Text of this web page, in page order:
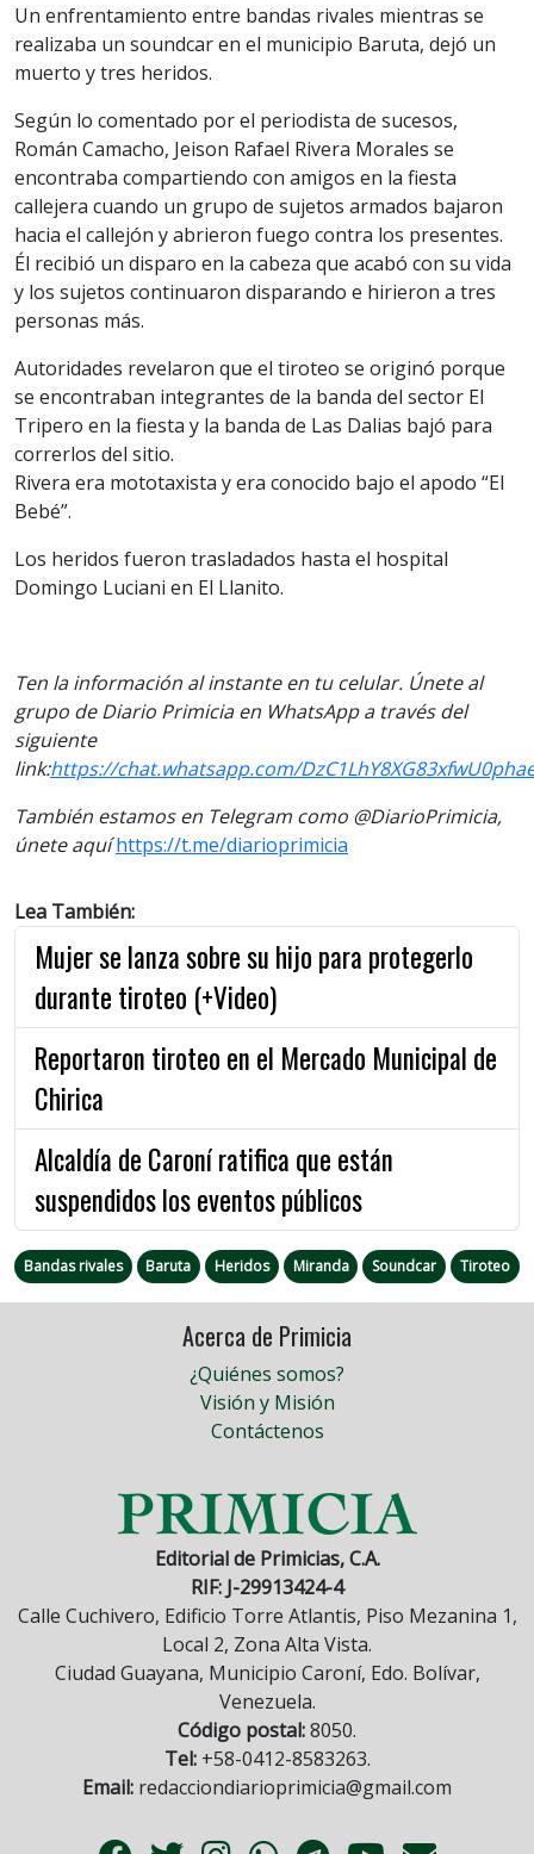
Un enfrentamiento entre bandas rivales mientras se
realizaba un soundcar en el municipio Baruta, dejó un
muerto y tres heridos.
Según lo comentado por el periodista de sucesos,
Román Camacho, Jeison Rafael Rivera Morales se
encontraba compartiendo con amigos en la fiesta
callejera cuando un grupo de sujetos armados bajaron
hacia el callejón y abrieron fuego contra los presentes.
Él recibió un disparo en la cabeza que acabó con su vida
y los sujetos continuaron disparando e hirieron a tres
personas más.
Autoridades revelaron que el tiroteo se originó porque
se encontraban integrantes de la banda del sector El
Tripero en la fiesta y la banda de Las Dalias bajó para
correrlos del sitio.
Rivera era mototaxista y era conocido bajo el apodo “El
Bebé”.
Los heridos fueron trasladados hasta el hospital
Domingo Luciani en El Llanito.
Ten la información al instante en tu celular. Únete al
grupo de Diario Primicia en WhatsApp a través del
siguiente
link:https://chat.whatsapp.com/
También estamos en Telegram como @DiarioPrimicia,
únete aquíhttps://t.me/diarioprimicia
Lea También:
Mujer se lanza sobre su hijo para protegerlo
durante tiroteo (+Video)
Reportaron tiroteo en el Mercado Municipal de
Chirica
Alcaldía de Caroní ratifica que están
suspendidos los eventos públicos
Bandas rivales Baruta Heridos Miranda Soundcar Tiroteo
Acerca de Primicia
¿Quiénes somos?
Visión y Misión
Contáctenos
Editorial de Primicias, C.A.
RIF: J-29913424-4
Calle Cuchivero, Edificio Torre Atlantis, Piso Mezanina 1,
Local 2, Zona Alta Vista.
Ciudad Guayana, Municipio Caroní, Edo. Bolívar,
Venezuela.
Código postal:8050.
Tel:+58-0412-8583263.
Email: redacciondiarioprimicia@gmail.com